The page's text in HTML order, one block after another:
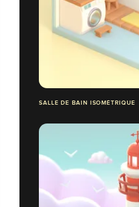
SALLE DE BAIN ISOMÉTRIQUE